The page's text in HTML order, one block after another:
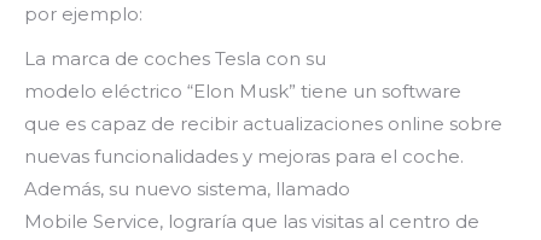
por ejemplo:
La marca de coches Tesla con su
modelo eléctrico “Elon Musk” tiene un software
que es capaz de recibir actualizaciones online sobre
nuevas funcionalidades y mejoras para el coche.
Además, su nuevo sistema, llamado
Mobile Service, lograría que las visitas al centro de